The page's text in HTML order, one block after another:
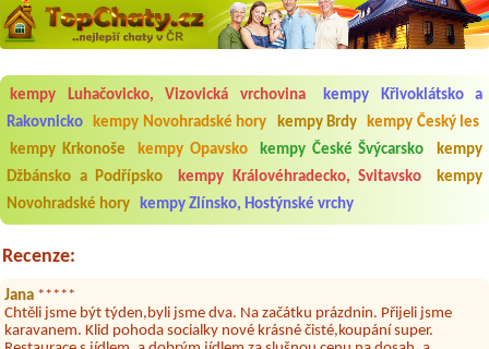
kempy Luhačovicko, Vizovická vrchovina
kempy Křivoklátsko a
Rakovnicko
kempy Novohradské hory kempy Brdy
kempy Český les
kempy Krkonoše
kempy Opavsko kempy České Švýcarsko
kempy
Džbánsko a Podřípsko
kempy Královéhradecko, Svitavsko
kempy
Novohradské hory kempy Zlínsko, Hostýnské vrchy
Recenze:
Aneta Melicharová***
Byli jsme zde v týdnu od 25.7. do 1.8. 2026. Kemp jako takový je pěkný.
množství návštěvníků není samozřejmost. V kempu je obchod a
restaurace, kebab a další občerstvení. Co nás ale velice zklamalo byl
celodenní hluk z repráků u stanů a absolutní bezohlednost ostatních
hrála jiná hudba.Kemp pěkný, ale takový rámus jsme ještě nezažili...
Jana
*****
Chtěli jsme být týden,byli jsme dva. Na začátku prázdnin. Přijeli jsme
karavanem. Klid pohoda socialky nové krásné čisté,koupání super.
Restaurace s jídlem, a dobrým jídlem za slušnou cenu na dosah, a